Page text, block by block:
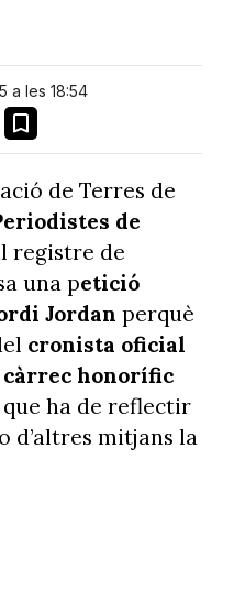
a les 18:54
Email
de Terres de
de
registre de
una petició
Jordan perquè
cronista oficial
càrrec honorífic
ha de reflectir
d’altres mitjans la